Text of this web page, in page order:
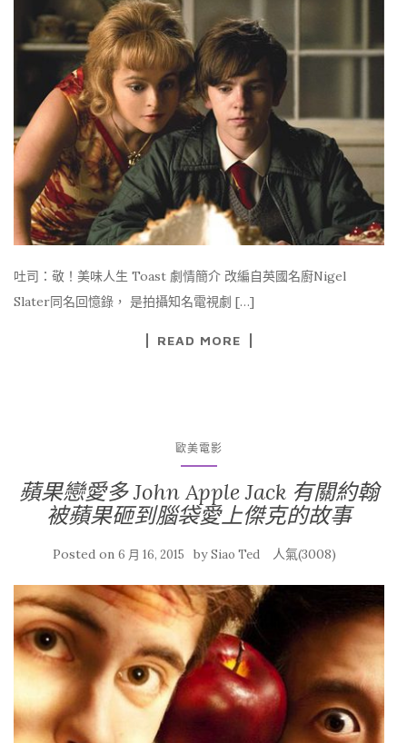
吐司：敬！美味人生 Toast 劇情簡介 改編自英國名廚Nigel
Slater同名回憶錄， 是拍攝知名電視劇 […]
READ MORE
歐美電影
蘋果戀愛多 John Apple Jack 有關約翰
被蘋果砸到腦袋愛上傑克的故事
Posted on 6 月 16, 2015 bySiao Ted 人氣(3008)